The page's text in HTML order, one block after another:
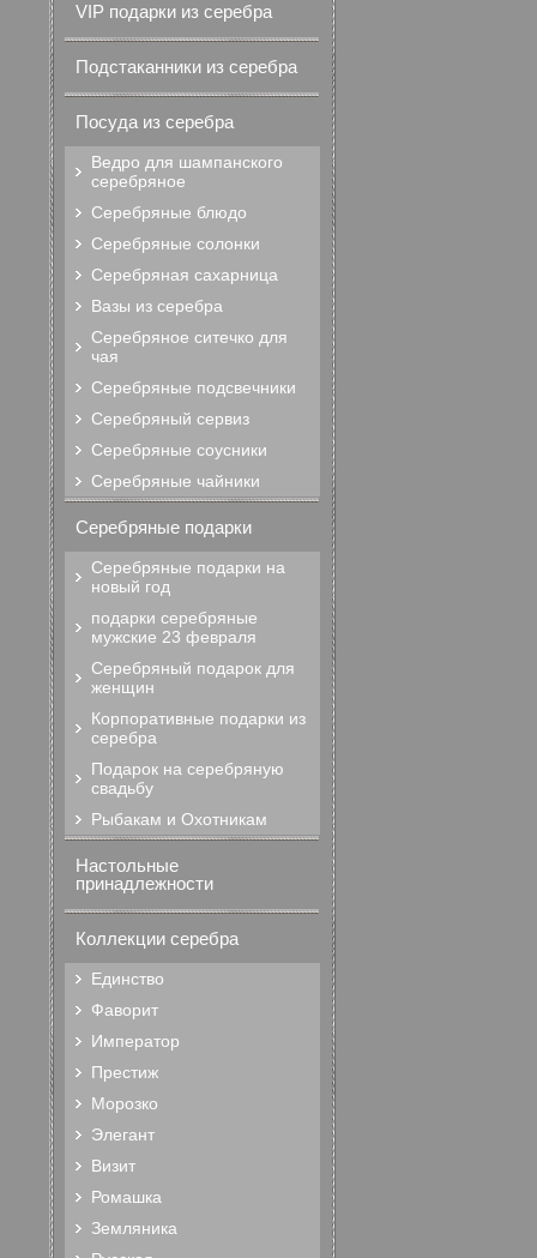
VIP подарки из серебра
Подстаканники из серебра
Посуда из серебра
Ведро для шампанского
серебряное
Серебряные блюдо
Серебряные солонки
Серебряная сахарница
Вазы из серебра
Серебряное ситечко для
чая
Серебряные подсвечники
Серебряный сервиз
Серебряные соусники
Серебряные чайники
Серебряные подарки
Серебряные подарки на
новый год
подарки серебряные
мужские 23 февраля
Серебряный подарок для
женщин
Корпоративные подарки из
серебра
Подарок на серебряную
свадьбу
Рыбакам и Охотникам
Настольные
принадлежности
Коллекции серебра
Единство
Фаворит
Император
Престиж
Морозко
Элегант
Визит
Ромашка
Земляника